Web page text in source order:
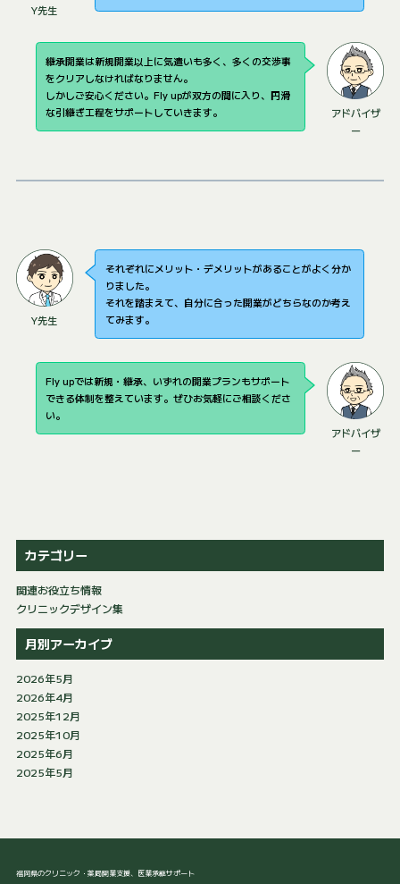
Y先生
アドバイザ
ー
継承開業は新規開業以上に気遣いも多く、多くの交渉事
をクリアしなければなりません。
しかしご安心ください。Fly upが双方の間に入り、円滑
な引継ぎ工程をサポートしていきます。
Y先生
それぞれにメリット・デメリットがあることがよく分か
りました。
それを踏まえて、自分に合った開業がどちらなのか考え
てみます。
アドバイザ
ー
Fly upでは新規・継承、いずれの開業プランもサポート
できる体制を整えています。ぜひお気軽にご相談くださ
い。
カテゴリー
関連お役立ち情報
クリニックデザイン集
月別アーカイブ
2026年5月
2026年4月
2025年12月
2025年10月
2025年6月
2025年5月
福岡県のクリニック・薬局開業支援、医業承継サポート